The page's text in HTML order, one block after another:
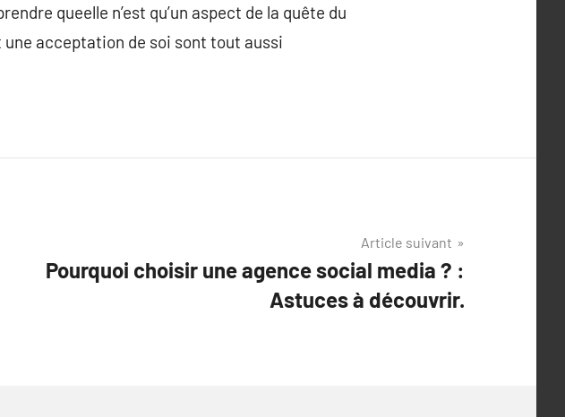
queelle n’est qu’un aspect de la quête du
acceptation de soi sont tout aussi
Article suivant
Pourquoi choisir une agence social media ? :
Astuces à découvrir.